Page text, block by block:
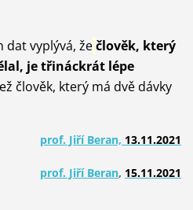
dat vyplývá, žečlověk, který
je třináckrát lépe
člověk, který má dvě dávky
prof. Jiří Beran, 13.11.2021
prof. Jiří Beran, 15.11.2021